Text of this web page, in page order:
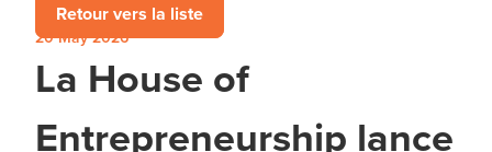
Retour vers la liste
20 May 2026
La House of
Entrepreneurship lance